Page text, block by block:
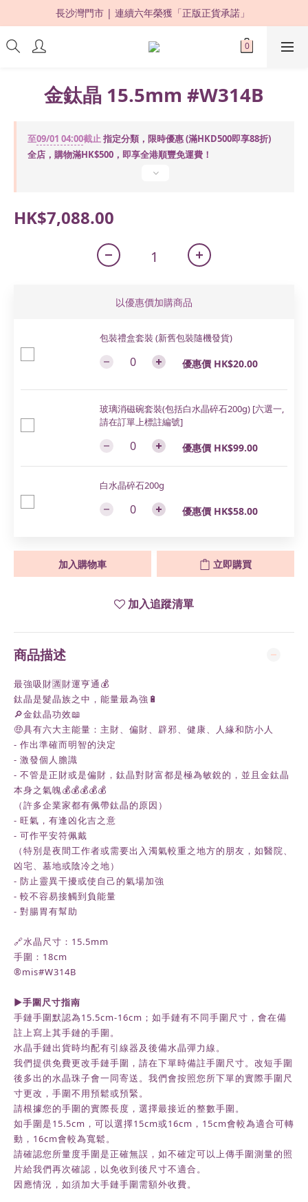
限時優惠：購買滿 HKD500，即享 88 折 !
長沙灣門市 | 連續六年榮獲「正版正貨承諾」
金鈦晶 15.5mm #W314B
至09/01 04:00截止指定分類，限時優惠 (滿HKD500即享88折)
全店，購物滿HK$500，即享全港順豐免運費！
HK$7,088.00
以優惠價加購商品
包裝禮盒套裝 (新舊包裝隨機發貨)
優惠價 HK$20.00
玻璃消磁碗套裝(包括白水晶碎石200g) [六選一,
請在訂單上標註編號]
優惠價 HK$99.00
白水晶碎石200g
優惠價 HK$58.00
加入購物車 立即購買
加入追蹤清單
商品描述
最強吸財🈵財運亨通💰
鈦晶是髮晶族之中，能量最為強🔋
🔎金鈦晶功效📖
🤑具有六大主能量：主財、偏財、辟邪、健康、人緣和防小人
- 作出準確而明智的決定
- 激發個人膽識
- 不管是正財或是偏財，鈦晶對財富都是極為敏銳的，並且金鈦晶
本身之氣魄💰💰💰💰💰
（許多企業家都有佩帶鈦晶的原因）
- 旺氣，有逢凶化吉之意
- 可作平安符佩戴
（特別是夜間工作者或需要出入濁氣較重之地方的朋友，如醫院、
凶宅、墓地或陰冷之地）
- 防止靈異干擾或使自己的氣場加強
- 較不容易接觸到負能量
- 對腸胃有幫助
🔗水晶尺寸：15.5mm
手圍：18cm
®️mis#W314B
►手圍尺寸指南
手鏈手圍默認為15.5cm-16cm ；如手鏈有不同手圍尺寸，會在備
註上寫上其手鏈的手圍。
水晶手鏈出貨時均配有引線器及後備水晶彈力線。
我們提供免費更改手鏈手圍，請在下單時備註手圍尺寸。改短手圍
後多出的水晶珠子會一同寄送。我們會按照您所下單的實際手圍尺
寸更改，手圍不用預鬆或預緊。
請根據您的手圍的實際長度，選擇最接近的整數手圍。
如手圍是15.5cm，可以選擇15cm或16cm，15cm會較為適合可轉
動，16cm會較為寬鬆。
請確認您所量度手圍是正確無誤，如不確定可以上傳手圍測量的照
片給我們再次確認，以免收到後尺寸不適合。
因應情況，如須加大手鏈手圍需額外收費。